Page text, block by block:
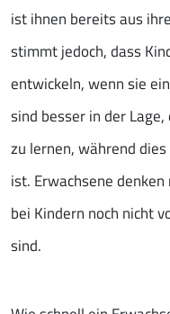
ist ihnen bereits aus
stimmt jedoch, dass
entwickeln, wenn sie
sind besser in der
zu lernen, während
ist. Erwachsene
bei Kindern noch nicht
sind.